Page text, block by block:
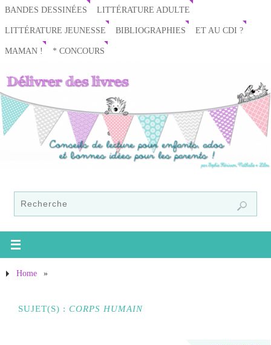
BANDES DESSINÉES LITTÉRATURE ADULTE
LITTÉRATURE JEUNESSE BIBLIOGRAPHIES ET AU CDI ?
MAMAN ! * CONCOURS
Home »
SUJET(S) : CORPS HUMAIN